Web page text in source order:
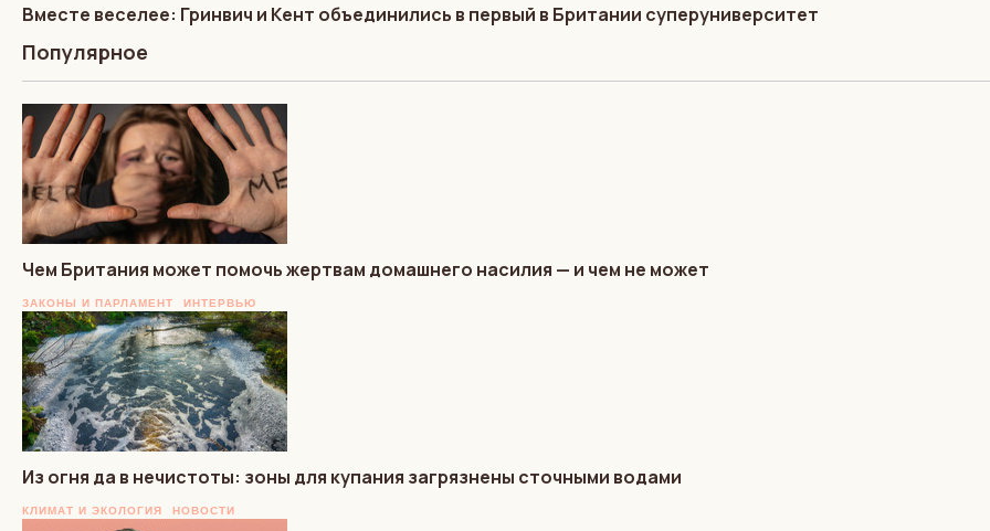
Вместе веселее: Гринвич и Кент объединились в первый в Британии суперуниверситет
Популярное
Чем Британия может помочь жертвам домашнего насилия — и чем не может
ЗАКОНЫ И ПАРЛАМЕНТ ИНТЕРВЬЮ
Из огня да в нечистоты: зоны для купания загрязнены сточными водами
КЛИМАТ И ЭКОЛОГИЯ НОВОСТИ